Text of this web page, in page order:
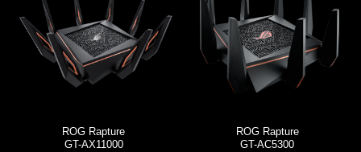
ROG Rapture
GT-AX11000
ROG Rapture
GT-AC5300